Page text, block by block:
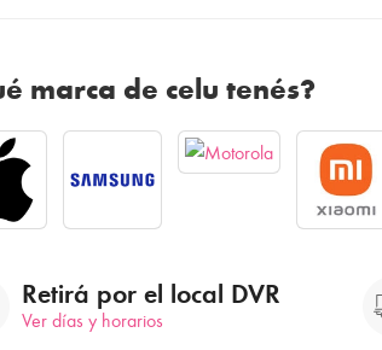
marca de celu tenés?
Retirá por el local DVR
Ver días y horarios